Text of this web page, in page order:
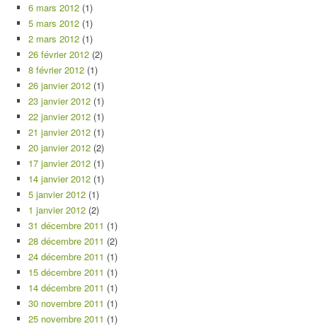
6 mars 2012 (1)
5 mars 2012 (1)
2 mars 2012 (1)
26 février 2012 (2)
8 février 2012 (1)
26 janvier 2012 (1)
23 janvier 2012 (1)
22 janvier 2012 (1)
21 janvier 2012 (1)
20 janvier 2012 (2)
17 janvier 2012 (1)
14 janvier 2012 (1)
5 janvier 2012 (1)
1 janvier 2012 (2)
31 décembre 2011 (1)
28 décembre 2011 (2)
24 décembre 2011 (1)
15 décembre 2011 (1)
14 décembre 2011 (1)
30 novembre 2011 (1)
25 novembre 2011 (1)